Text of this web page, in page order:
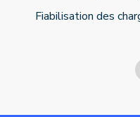
Fiabilisation des